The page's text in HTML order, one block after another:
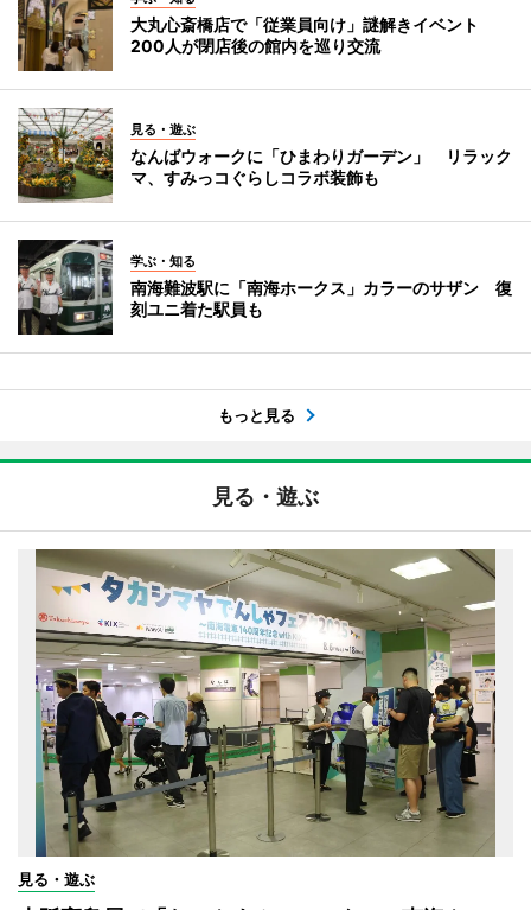
大丸心斎橋店で「従業員向け」謎解きイベント
200人が閉店後の館内を巡り交流
見る・遊ぶ
なんばウォークに「ひまわりガーデン」 リラック
マ、すみっコぐらしコラボ装飾も
学ぶ・知る
南海難波駅に「南海ホークス」カラーのサザン 復
刻ユニ着た駅員も
もっと見る
見る・遊ぶ
見る・遊ぶ